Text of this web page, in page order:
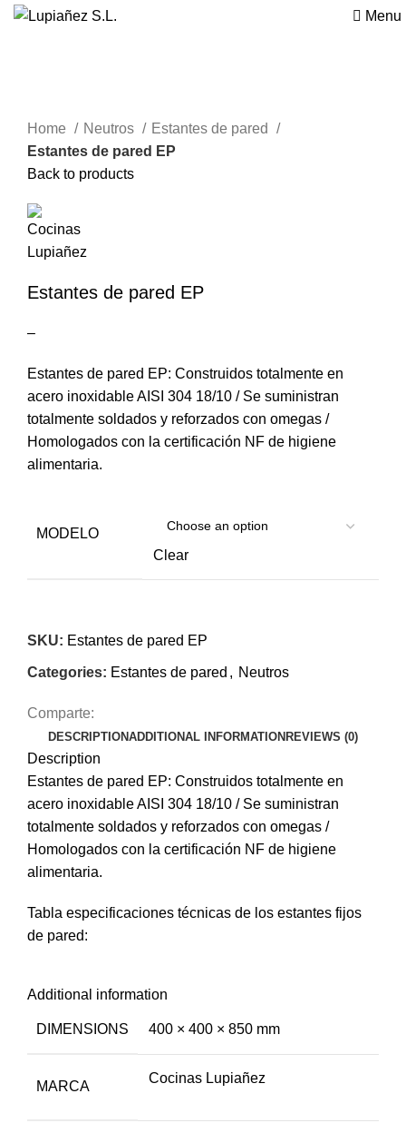
Menu
Home
Neutros
Estantes de pared
Estantes de pared EP
Back to products
Estantes de pared EP
–
Estantes de pared EP: Construidos totalmente en
acero inoxidable AISI 304 18/10 / Se suministran
totalmente soldados y reforzados con omegas /
Homologados con la certificación NF de higiene
alimentaria.
MODELO
Clear
SKU: Estantes de pared EP
Categories: Estantes de pared , Neutros
Comparte:
DESCRIPTIONADDITIONAL INFORMATIONREVIEWS (0)
Description
Estantes de pared EP: Construidos totalmente en
acero inoxidable AISI 304 18/10 / Se suministran
totalmente soldados y reforzados con omegas /
Homologados con la certificación NF de higiene
alimentaria.
Tabla especificaciones técnicas de los estantes fijos
de pared:
Additional information
DIMENSIONS 400 × 400 × 850 mm
MARCA
Cocinas Lupiañez